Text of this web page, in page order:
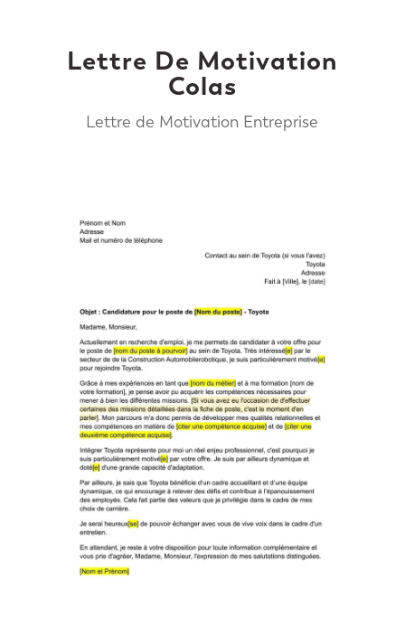
Lettre De Motivation
Colas
Lettre de Motivation Entreprise